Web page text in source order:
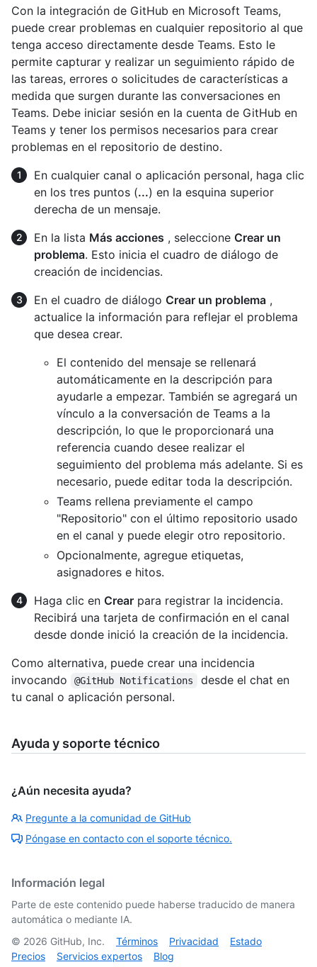
Con la integración de GitHub en Microsoft Teams,
puede crear problemas en cualquier repositorio al que
tenga acceso directamente desde Teams. Esto le
permite capturar y realizar un seguimiento rápido de
las tareas, errores o solicitudes de características a
medida que surgen durante las conversaciones en
Teams. Debe iniciar sesión en la cuenta de GitHub en
Teams y tener los permisos necesarios para crear
problemas en el repositorio de destino.
En cualquier canal o aplicación personal, haga clic
en los tres puntos (...) en la esquina superior
derecha de un mensaje.
En la lista Más acciones , seleccione Crear un
problema. Esto inicia el cuadro de diálogo de
creación de incidencias.
En el cuadro de diálogo Crear un problema ,
actualice la información para reflejar el problema
que desea crear.
El contenido del mensaje se rellenará
automáticamente en la descripción para
ayudarle a empezar. También se agregará un
vínculo a la conversación de Teams a la
descripción, lo que le proporcionará una
referencia cuando desee realizar el
seguimiento del problema más adelante. Si es
necesario, puede editar toda la descripción.
Teams rellena previamente el campo
"Repositorio" con el último repositorio usado
en el canal y puede elegir otro repositorio.
Opcionalmente, agregue etiquetas,
asignadores e hitos.
Haga clic en Crear para registrar la incidencia.
Recibirá una tarjeta de confirmación en el canal
desde donde inició la creación de la incidencia.
Como alternativa, puede crear una incidencia
invocando
@GitHub Notifications
desde el chat en
tu canal o aplicación personal.
Ayuda y soporte técnico
¿Aún necesita ayuda?
Pregunte a la comunidad de GitHub
Póngase en contacto con el soporte técnico.
Información legal
Parte de este contenido puede haberse traducido de manera
automática o mediante IA.
© 2026 GitHub, Inc. Términos Privacidad
Estado
Precios
Servicios expertos Blog